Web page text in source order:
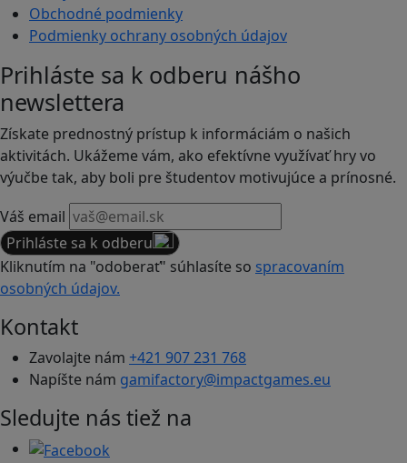
Obchodné podmienky
Podmienky ochrany osobných údajov
Prihláste sa k odberu nášho
newslettera
Získate prednostný prístup k informáciám o našich
aktivitách. Ukážeme vám, ako efektívne využívať hry vo
výučbe tak, aby boli pre študentov motivujúce a prínosné.
Váš email
Prihláste sa k odberu
Kliknutím na "odoberať" súhlasíte so spracovaním
osobných údajov.
Kontakt
Zavolajte nám +421 907 231 768
Napíšte nám gamifactory@impactgames.eu
Sledujte nás tiež na